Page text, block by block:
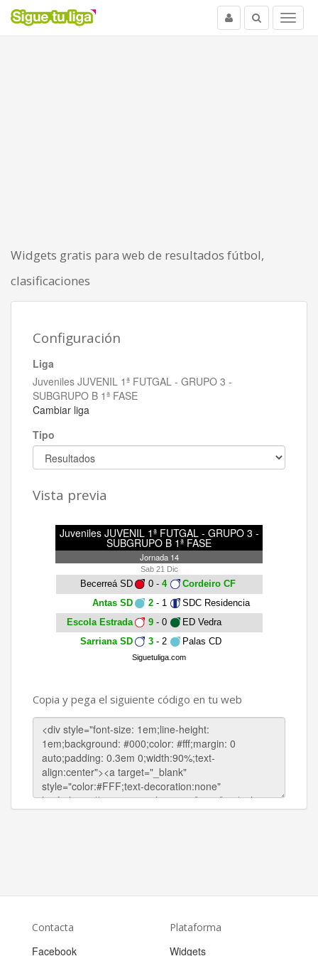
Menu
Buscar
Usuario
Widgets gratis para web de resultados fútbol,
clasificaciones
Configuración
Liga
Juveniles JUVENIL 1ª FUTGAL - GRUPO 3 -
SUBGRUPO B 1ª FASE
Cambiar liga
Tipo
Vista previa
Juveniles JUVENIL 1ª FUTGAL - GRUPO 3 -
SUBGRUPO B 1ª FASE
Jornada 14
Sab 21 Dic
Becerreá SD 0 - 4
Cordeiro CF
Antas SD
2- 1
SDC Residencia
Escola Estrada
9- 0
ED Vedra
Sarriana SD
3- 2 Palas CD
Siguetuliga.com
Copia y pega el siguiente código en tu web
Contacta
Facebook
Plataforma
Widgets